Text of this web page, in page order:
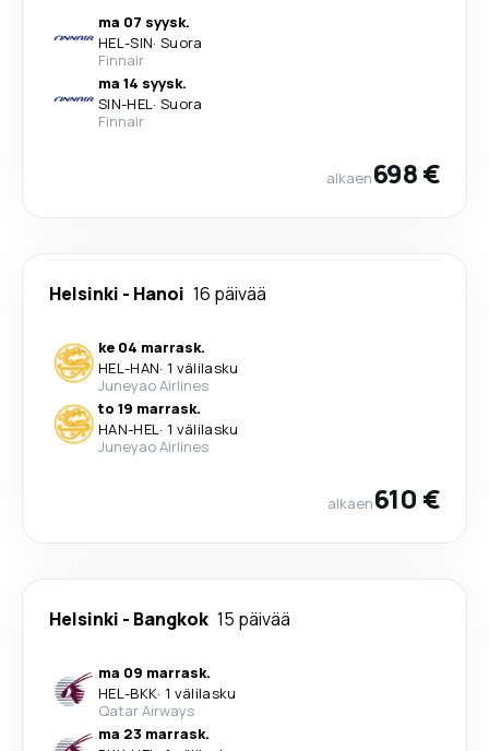
ma 07 syysk.
HEL-SIN· Suora
Finnair
ma 14 syysk.
SIN-HEL· Suora
Finnair
alkaen698 €
Helsinki - Hanoi 16 päivää
ke 04 marrask.
HEL-HAN· 1 välilasku
Juneyao Airlines
to 19 marrask.
HAN-HEL· 1 välilasku
Juneyao Airlines
alkaen610 €
Helsinki - Bangkok 15 päivää
ma 09 marrask.
HEL-BKK· 1 välilasku
Qatar Airways
ma 23 marrask.